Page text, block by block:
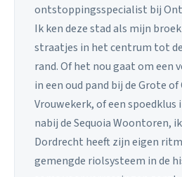
ontstoppingsspecialist bij
Ik ken deze stad als mijn
straatjes in het centrum tot
rand. Of het nou gaat om
in een oud pand bij de Grote
Vrouwekerk, of een
nabij de Sequoia Woontoren,
Dordrecht heeft zijn eigen
gemengde riolsysteem in de